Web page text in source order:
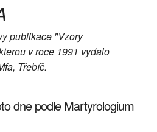
publikace "Vzory
v roce 1991 vydalo
Třebíč.
dne podle Martyrologium